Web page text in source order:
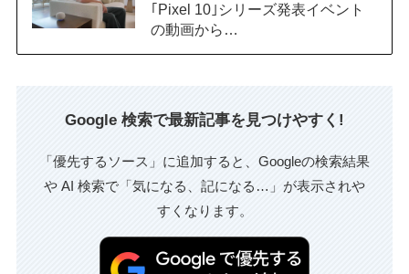
｢Pixel 10｣シリーズ発表イベント
の動画から…
Google 検索で最新記事を見つけやすく!
「優先するソース」に追加すると、Googleの検索結果
や AI 検索で「気になる、記になる…」が表示されや
すくなります。